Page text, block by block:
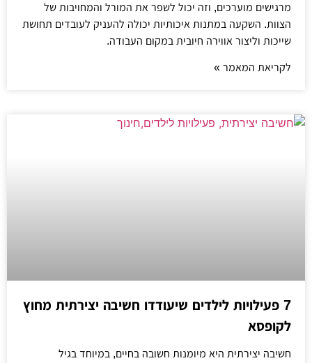
מרגישים מוערכים, וזה יכול לשפר את המורל והמחויבות של
הצוות. השקעה במתנות איכותיות יכולה להעניק לעובדים תחושת
שייכות וליצור אווירה חיובית במקום העבודה.
לקריאת המאמר »
7 פעילויות לילדים שיעודדו חשיבה יצירתית מחוץ
לקופסא
חשיבה יצירתית היא מיומנות חשובה בחיים, במיוחד בגיל